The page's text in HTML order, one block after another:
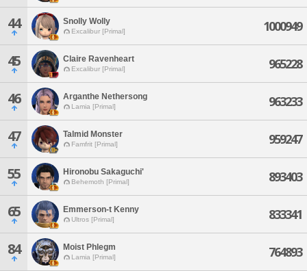
44 Snolly Wolly
Excalibur [Primal] 1000949
45 Claire Ravenheart
Excalibur [Primal] 965228
46 Arganthe Nethersong
Lamia [Primal] 963233
47 Talmid Monster
Famfrit [Primal] 959247
55 Hironobu Sakaguchi'
Behemoth [Primal] 893403
65 Emmerson-t Kenny
Ultros [Primal] 833341
84 Moist Phlegm
Lamia [Primal] 764893